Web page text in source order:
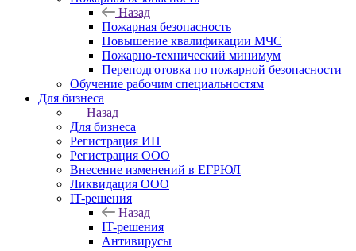
Назад
Пожарная безопасность
Повышение квалификации МЧС
Пожарно-технический минимум
Переподготовка по пожарной безопасности
Обучение рабочим специальностям
Для бизнеса
Назад
Для бизнеса
Регистрация ИП
Регистрация ООО
Внесение изменений в ЕГРЮЛ
Ликвидация ООО
IT-решения
Назад
IT-решения
Антивирусы